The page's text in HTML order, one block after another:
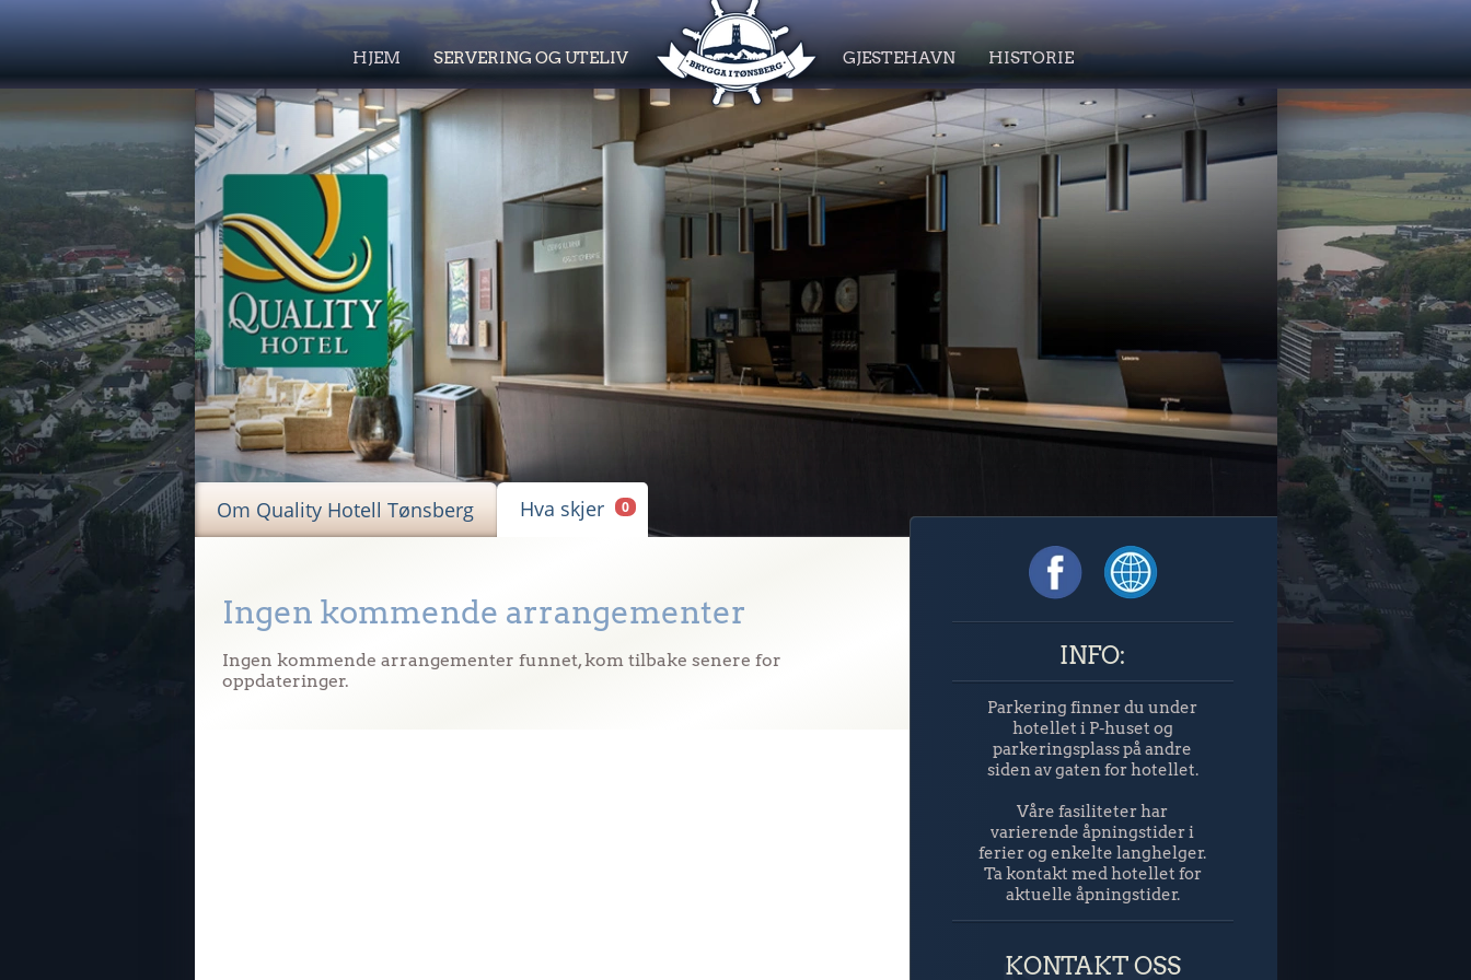
HJEM SERVERING OG UTELIV GJESTEHAVN HISTORIE
Om Quality Hotell Tønsberg Hva skjer 0
Ingen kommende arrangementer
Ingen kommende arrangementer funnet, kom tilbake senere for
oppdateringer.
INFO:
Parkering finner du under
hotellet i P-huset og
parkeringsplass på andre
siden av gaten for hotellet.
Våre fasiliteter har
varierende åpningstider i
ferier og enkelte langhelger.
Ta kontakt med hotellet for
aktuelle åpningstider.
KONTAKT OSS